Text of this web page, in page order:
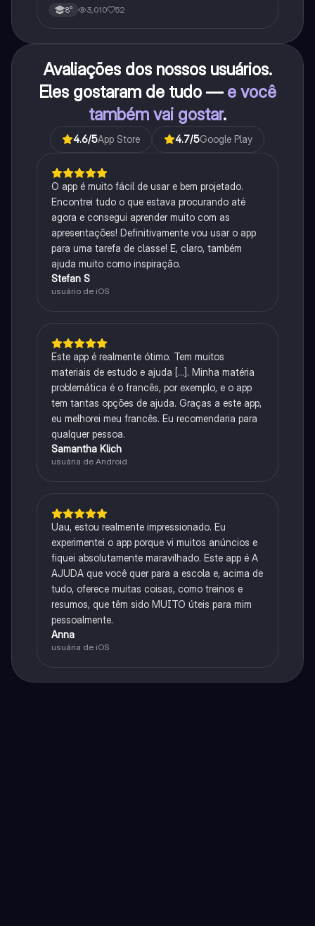
8° 3,010 52
Avaliações dos nossos usuários.
Eles gostaram de tudo — e você
também vai gostar.
4.6/5App Store 4.7/5Google Play
O app é muito fácil de usar e bem projetado.
Encontrei tudo o que estava procurando até
agora e consegui aprender muito com as
apresentações! Definitivamente vou usar o app
para uma tarefa de classe! E, claro, também
ajuda muito como inspiração.
Stefan S
usuário de iOS
Este app é realmente ótimo. Tem muitos
materiais de estudo e ajuda [...]. Minha matéria
problemática é o francês, por exemplo, e o app
tem tantas opções de ajuda. Graças a este app,
eu melhorei meu francês. Eu recomendaria para
qualquer pessoa.
Samantha Klich
usuária de Android
Uau, estou realmente impressionado. Eu
experimentei o app porque vi muitos anúncios e
fiquei absolutamente maravilhado. Este app é A
AJUDA que você quer para a escola e, acima de
tudo, oferece muitas coisas, como treinos e
resumos, que têm sido MUITO úteis para mim
pessoalmente.
Anna
usuária de iOS